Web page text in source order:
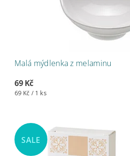
Malá mýdlenka z melaminu
69 Kč
69 Kč / 1 ks
SALE